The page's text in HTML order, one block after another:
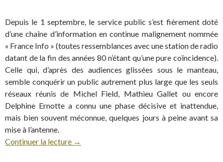
Depuis le 1 septembre, le service public s’est fièrement doté
d’une chaîne d’information en continue malignement nommée
« France Info » (toutes ressemblances avec une station de radio
datant de la fin des années 80 n’étant qu’une pure coïncidence).
Celle qui, d’après des audiences glissées sous le manteau,
semble conquérir un public autrement plus large que les seuls
réseaux réunis de Michel Field, Mathieu Gallet ou encore
Delphine Ernotte a connu une phase décisive et inattendue,
mais bien souvent méconnue, quelques jours à peine avant sa
mise à l’antenne.
Continuer la lecture →